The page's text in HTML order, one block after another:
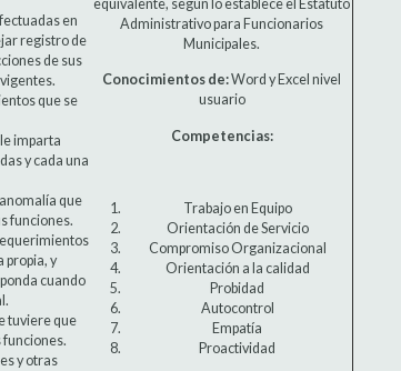
en
registro de
de sus
que se
imparta
y cada una
que
funciones.
propia, y
cuando
tuviere que
y otras
equivalente, según lo establece el Estatuto
Administrativo para Funcionarios
Municipales.
Conocimientos de:Word y Excel nivel
usuario
Competencias:
Trabajo en Equipo
Orientación de Servicio
Compromiso Organizacional
Orientación a la calidad
Probidad
Autocontrol
Empatía
Proactividad